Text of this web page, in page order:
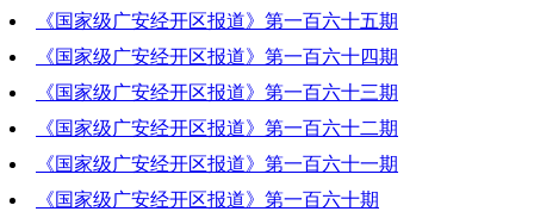
2022-05-19 19:32:53
《国家级广安经开区报道》第一百六十五期
2022-05-12 20:34:55
《国家级广安经开区报道》第一百六十四期
2022-05-05 19:53:42
《国家级广安经开区报道》第一百六十三期
2022-04-28 19:23:13
《国家级广安经开区报道》第一百六十二期
2022-04-21 20:55:24
《国家级广安经开区报道》第一百六十一期
2022-04-14 20:38:05
《国家级广安经开区报道》第一百六十期